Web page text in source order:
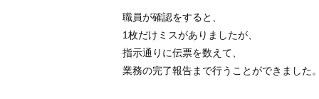
職員が確認をすると、
1枚だけミスがありましたが、
指示通りに伝票を数えて、
業務の完了報告まで行うことができました。